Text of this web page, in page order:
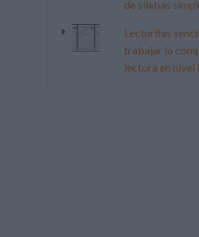
de sílabas
Lecturitas
trabajar la
lectora en nivel